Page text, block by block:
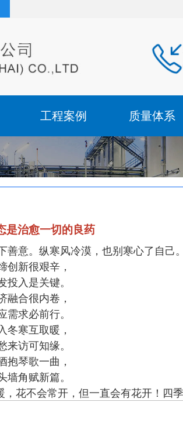
工程案例 质量体系
是治愈一切的良药
善意。纵寒风冷漠，也别寒心了自
创新很艰辛，
投入是关键。
融合很内卷，
需求必前行。
冬寒互取暖，
来访可知缘。
抱琴歌一曲，
墙角赋新篇。
花不会常开，但一直会有花开！四